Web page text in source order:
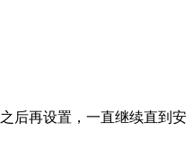
后再设置，一直继续直到安